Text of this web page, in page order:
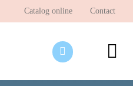
Catalog online Contact